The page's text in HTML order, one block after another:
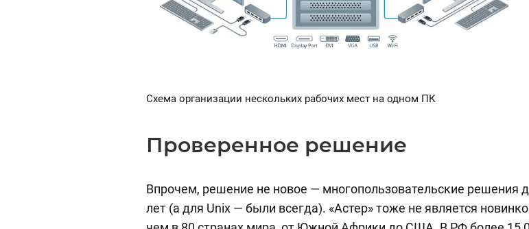
Схема организации нескольких рабочих мест на одном ПК
Проверенное решение
Впрочем, решение не новое — многопользовательские решения
лет (а для Unix — были всегда). «Астер» тоже не является